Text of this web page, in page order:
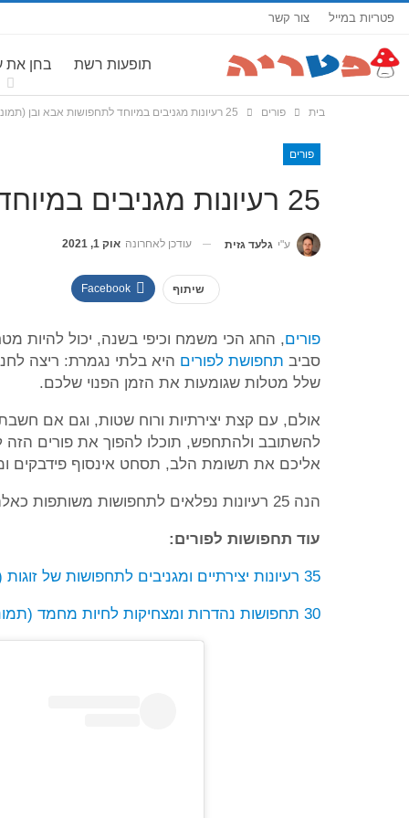
פטריות במייל צור קשר
תופעות רשת בחן את
בית פורים 25 רעיונות מגניבים במיוחד לתחפושות אבא ובן (תמונות)
פורים
25 רעיונות מגניבים במיוחד לתחפושות אבא ובן (תמונות)
ע"י גלעד גזית עודכן לאחרונה אוק 1, 2021
שיתוף Facebook
פורים, החג הכי משמח וכיפי בשנה, יכול להיות
סביב תחפושת לפורים היא בלתי נגמרת: ריצה
שלל מטלות שגומעות את הזמן הפנוי שלכם.
אולם, עם קצת יצירתיות ורוח שטות, וגם אם
להשתובב ולהתחפש, תוכלו להפוך את פורים הזה
אליכם את תשומת הלב, תסחט אינסוף פידבקים
הנה 25 רעיונות נפלאים לתחפושות משותפות כאלה, עם ביצועים הורסים ומקסימים במיוחד.
עוד תחפושות לפורים:
35 רעיונות יצירתיים ומגניבים לתחפושות של זוגות (תמונות)
30 תחפושות נהדרות ומצחיקות לחיות מחמד (תמונות)